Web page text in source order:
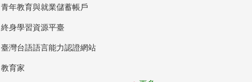
青年教育與就業儲蓄帳戶
終身學習資源平臺
臺灣台語語言能力認證網站
教育家